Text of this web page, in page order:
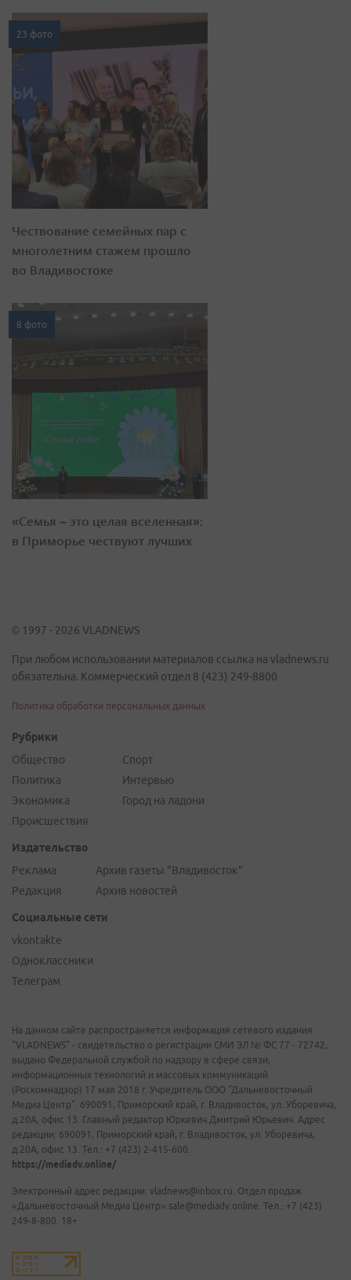
23 фото
Чествование семейных пар с
многолетним стажем прошло
во Владивостоке
8 фото
«Семья – это целая вселенная»:
в Приморье чествуют лучших
© 1997 - 2026 VLADNEWS
При любом использовании материалов ссылка на vladnews.ru
обязательна. Коммерческий отдел 8 (423) 249-8800
Политика обработки персональных данных
Рубрики
Общество
Политика
Экономика
Происшествия
Спорт
Интервью
Город на ладони
Издательство
Реклама
Редакция
Архив газеты "Владивосток"
Архив новостей
Социальные сети
vkontakte
Одноклассники
Телеграм
На данном сайте распространяется информация сетевого издания
"VLADNEWS" - свидетельство о регистрации СМИ ЭЛ № ФС 77 - 72742,
выдано Федеральной службой по надзору в сфере связи,
информационных технологий и массовых коммуникаций
(Роскомнадзор) 17 мая 2018 г. Учредитель ООО "Дальневосточный
Медиа Центр". 690091, Приморский край, г. Владивосток, ул. Уборевича,
д.20А, офис 13. Главный редактор Юркевич Дмитрий Юрьевич. Адрес
редакции: 690091, Приморский край, г. Владивосток, ул. Уборевича,
д.20А, офис 13. Тел.: +7 (423) 2-415-600.
https://mediadv.online/
Электронный адрес редакции: vladnews@inbox.ru. Отдел продаж
«Дальневосточный Медиа Центр» sale@mediadv.online. Тел.: +7 (423)
249-8-800. 18+